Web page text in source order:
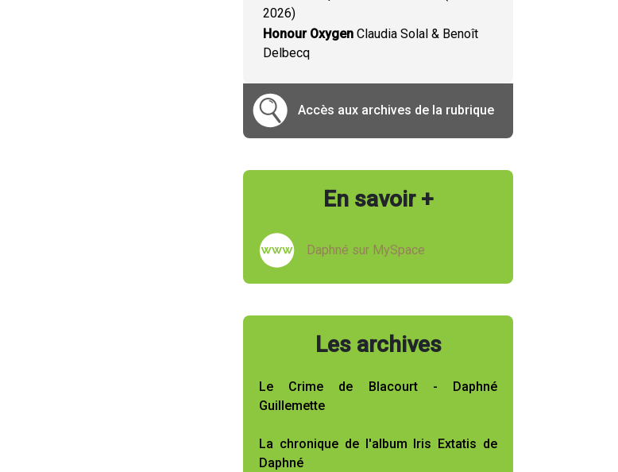
2026)
Honour Oxygen Claudia Solal & Benoît
Delbecq
Accès aux archives de la rubrique
En savoir +
Daphné sur MySpace
Les archives
Le Crime de Blacourt - Daphné
Guillemette
La chronique de l'album Iris Extatis de
Daphné